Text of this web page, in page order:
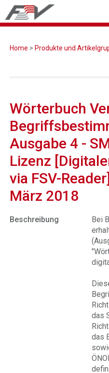
Home > Produkte und
Wörterbuch
Ausgabe 4 -
Lizenz
via FSV-Reader]
März 2018
Beschreibung
Bei
das
das